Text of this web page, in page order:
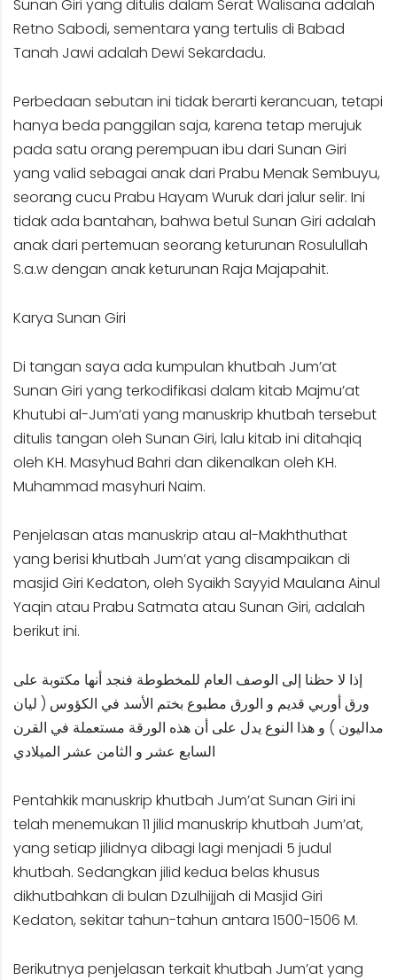
Sunan Giri yang ditulis dalam Serat Walisana adalah
Retno Sabodi, sementara yang tertulis di Babad
Tanah Jawi adalah Dewi Sekardadu.
Perbedaan sebutan ini tidak berarti kerancuan, tetapi
hanya beda panggilan saja, karena tetap merujuk
pada satu orang perempuan ibu dari Sunan Giri
yang valid sebagai anak dari Prabu Menak Sembuyu,
seorang cucu Prabu Hayam Wuruk dari jalur selir. Ini
tidak ada bantahan, bahwa betul Sunan Giri adalah
anak dari pertemuan seorang keturunan Rosulullah
S.a.w dengan anak keturunan Raja Majapahit.
Karya Sunan Giri
Di tangan saya ada kumpulan khutbah Jum’at
Sunan Giri yang terkodifikasi dalam kitab Majmu’at
Khutubi al-Jum’ati yang manuskrip khutbah tersebut
ditulis tangan oleh Sunan Giri, lalu kitab ini ditahqiq
oleh KH. Masyhud Bahri dan dikenalkan oleh KH.
Muhammad masyhuri Naim.
Penjelasan atas manuskrip atau al-Makhthuthat
yang berisi khutbah Jum’at yang disampaikan di
masjid Giri Kedaton, oleh Syaikh Sayyid Maulana Ainul
Yaqin atau Prabu Satmata atau Sunan Giri, adalah
berikut ini.
إذا لا حظنا إلى الوصف العام للمخطوطة فنجد أنها مكتوبة على
ورق أوربي قديم و الورق مطبوع بختم الأسد في الكؤوس ( ليان
مداليون ) و هذا النوع يدل على أن هذه الورقة مستعملة في القرن
السابع عشر و الثامن عشر الميلادي
Pentahkik manuskrip khutbah Jum’at Sunan Giri ini
telah menemukan 11 jilid manuskrip khutbah Jum’at,
yang setiap jilidnya dibagi lagi menjadi 5 judul
khutbah. Sedangkan jilid kedua belas khusus
dikhutbahkan di bulan Dzulhijjah di Masjid Giri
Kedaton, sekitar tahun-tahun antara 1500-1506 M.
Berikutnya penjelasan terkait khutbah Jum’at yang